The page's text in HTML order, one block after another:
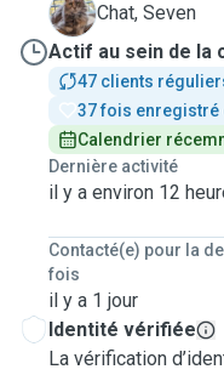
S
Chat, Seven
Actif au sein de la
47 clients
37 fois
Calendrier
Dernière activité
il y a environ 12
Contacté(e) pour la
fois
il y a 1 jour
Identité vérifiée
La vérification